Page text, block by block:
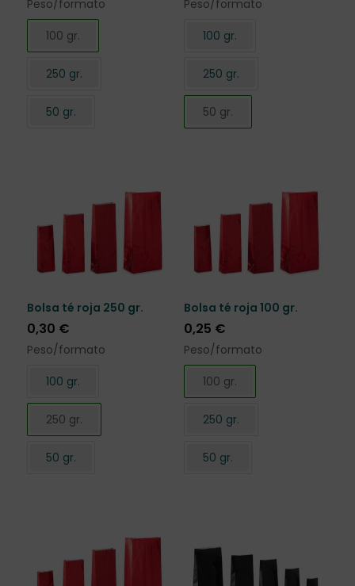
Peso/formato
100 gr.
250 gr.
50 gr.
Peso/formato
100 gr.
250 gr.
50 gr.
Bolsa té roja 250 gr.
0,30 €
Peso/formato
100 gr.
250 gr.
50 gr.
Bolsa té roja 100 gr.
0,25 €
Peso/formato
100 gr.
250 gr.
50 gr.